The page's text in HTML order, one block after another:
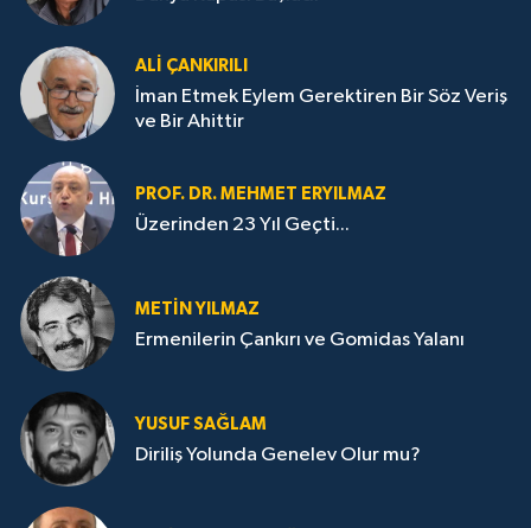
ALI ÇANKIRILI
İman Etmek Eylem Gerektiren Bir Söz Veriş
ve Bir Ahittir
PROF. DR. MEHMET ERYILMAZ
Üzerinden 23 Yıl Geçti...
METIN YILMAZ
Ermenilerin Çankırı ve Gomidas Yalanı
YUSUF SAĞLAM
Diriliş Yolunda Genelev Olur mu?